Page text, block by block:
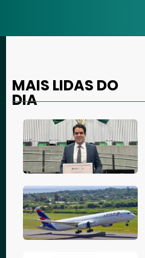
MAIS LIDAS DO
DIA